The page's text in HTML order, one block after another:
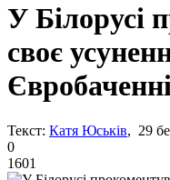
У Білорусі
своє
Текст: Катя Юськів, 29
0
1601